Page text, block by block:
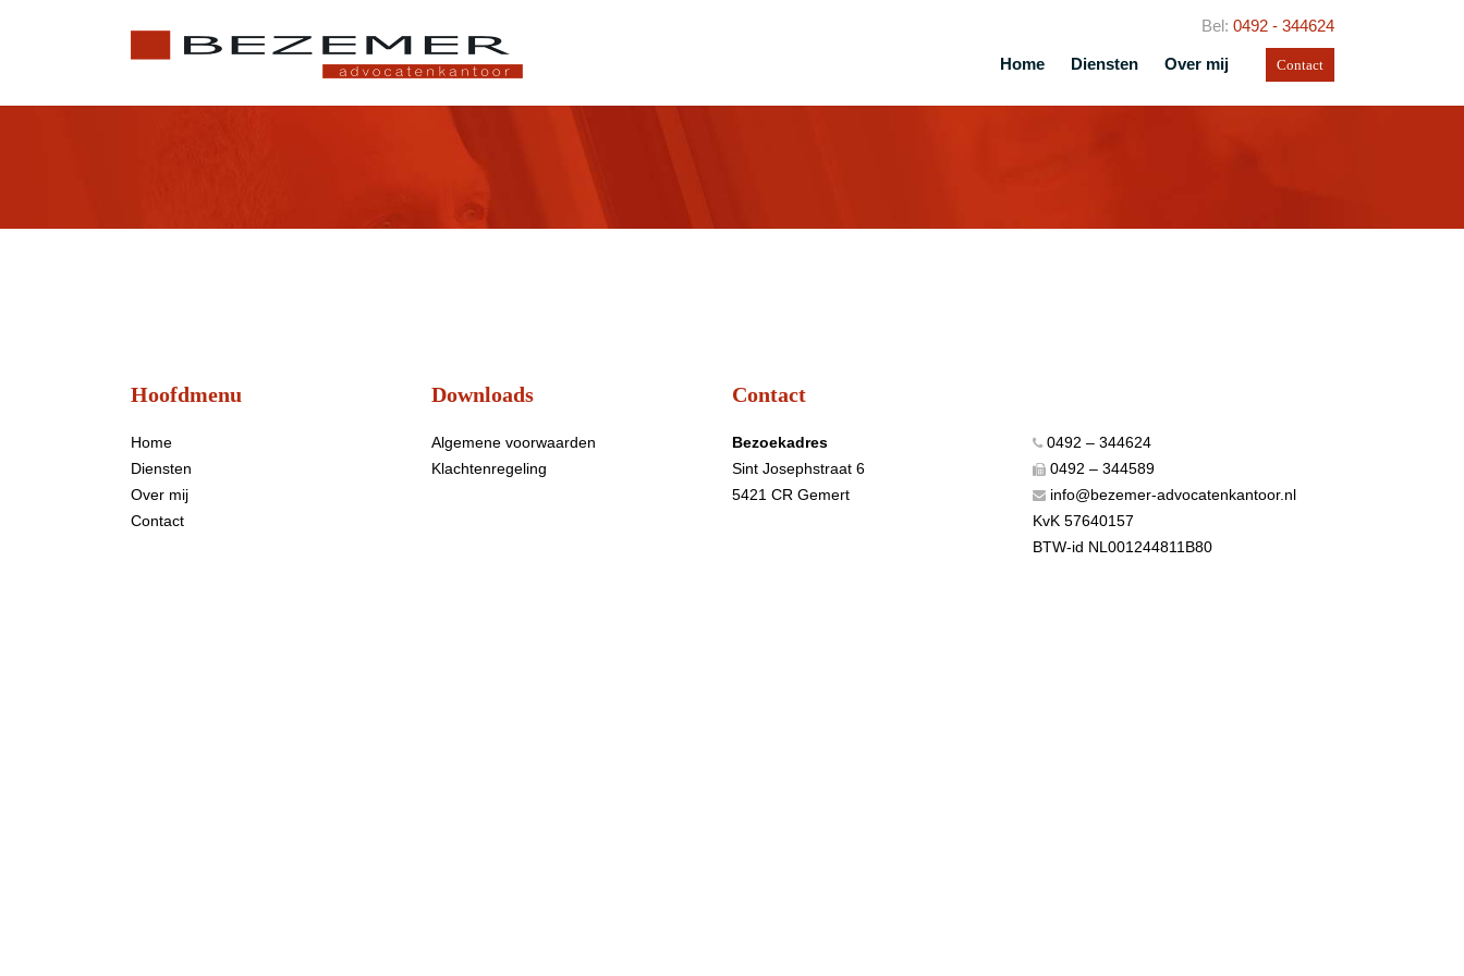
Bel: 0492 - 344624
Home Diensten Over mij Contact
Hoofdmenu
Home
Diensten
Over mij
Contact
Downloads
Algemene voorwaarden
Klachtenregeling
Contact
Bezoekadres
Sint Josephstraat 6
5421 CR Gemert
0492 – 344624
0492 – 344589
info@bezemer-advocatenkantoor.nl
KvK 57640157
BTW-id NL001244811B80